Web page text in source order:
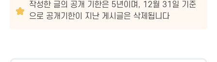
작성한 글의 공개 기한은 5년이며, 12월 31일 기준
으로 공개기한이 지난 게시글은 삭제됩니다